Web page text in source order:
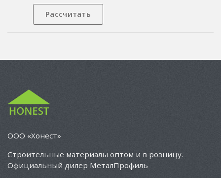
Рассчитать
ООО «Хонест»
Cтроительные материалы оптом и в розницу.
Официальный дилер МеталПрофиль